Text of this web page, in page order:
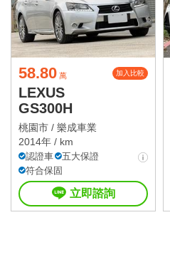
58.80 萬 加入比較
LEXUS
GS300H
桃園市 / 樂成車業
2014年 / km
認證車
五大保證
符合保固
立即諮詢